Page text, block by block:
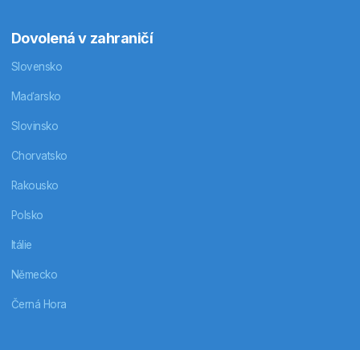
Dovolená v zahraničí
Slovensko
Maďarsko
Slovinsko
Chorvatsko
Rakousko
Polsko
Itálie
Německo
Černá Hora